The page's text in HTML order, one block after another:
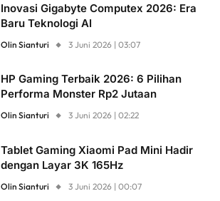
Inovasi Gigabyte Computex 2026: Era
Baru Teknologi AI
Olin Sianturi 3 Juni 2026 | 03:07
HP Gaming Terbaik 2026: 6 Pilihan
Performa Monster Rp2 Jutaan
Olin Sianturi 3 Juni 2026 | 02:22
Tablet Gaming Xiaomi Pad Mini Hadir
dengan Layar 3K 165Hz
Olin Sianturi 3 Juni 2026 | 00:07